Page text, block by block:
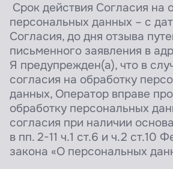
Срок действия Согласия на
персональных данных – с
Согласия, до дня отзыва
письменного заявления в
Я предупрежден(а), что в
согласия на обработку
данных, Оператор вправе
обработку персональных
согласия при наличии
в пп. 2-11 ч.1 ст.6 и ч.2 ст.10
закона «О персональных